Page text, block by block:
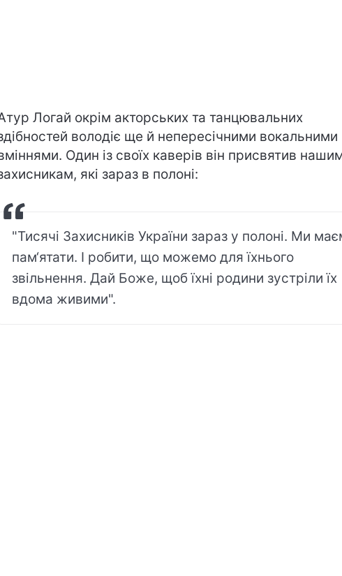
Логай окрім акторських та танцювальних
володіє ще й непересічними вокальними
Один із своїх каверів він присвятив
які зараз в полоні:
"Тисячі Захисників України зараз у полоні. Ми
пам‘ятати. І робити, що можемо для їхнього
звільнення. Дай Боже, щоб їхні родини зустріли їх
вдома живими".